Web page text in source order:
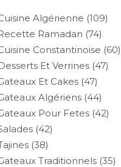
Algérienne (109)
Ramadan (74)
Constantinoise (60)
Et Verrines (47)
Et Cakes (47)
Algériens (44)
Pour Fetes (42)
(42)
(38)
Traditionnels (35)